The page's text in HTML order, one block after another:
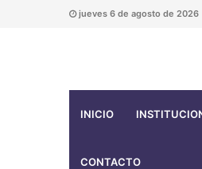
jueves 6 de agosto de 2026
INICIO
CONTACTO